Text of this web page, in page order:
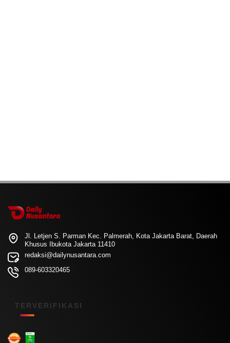
Jl. Letjen S. Parman Kec. Palmerah, Kota Jakarta Barat, Daerah
Khusus Ibukota Jakarta 11410
redaksi@dailynusantara.com
089-603320465
TERVERIFIKASI